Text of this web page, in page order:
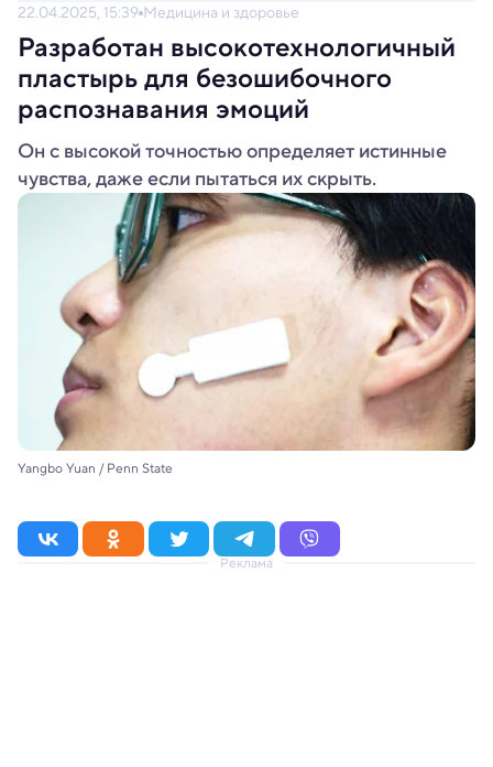
22.04.2025, 15:39 Медицина и здоровье
Разработан высокотехнологичный
пластырь для безошибочного
распознавания эмоций
Он с высокой точностью определяет истинные
чувства, даже если пытаться их скрыть.
Yangbo Yuan / Penn State
Реклама